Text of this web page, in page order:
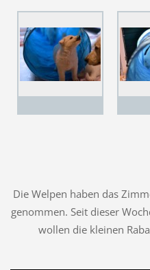
Die Welpen haben das
genommen. Seit dieser
wollen die kleinen